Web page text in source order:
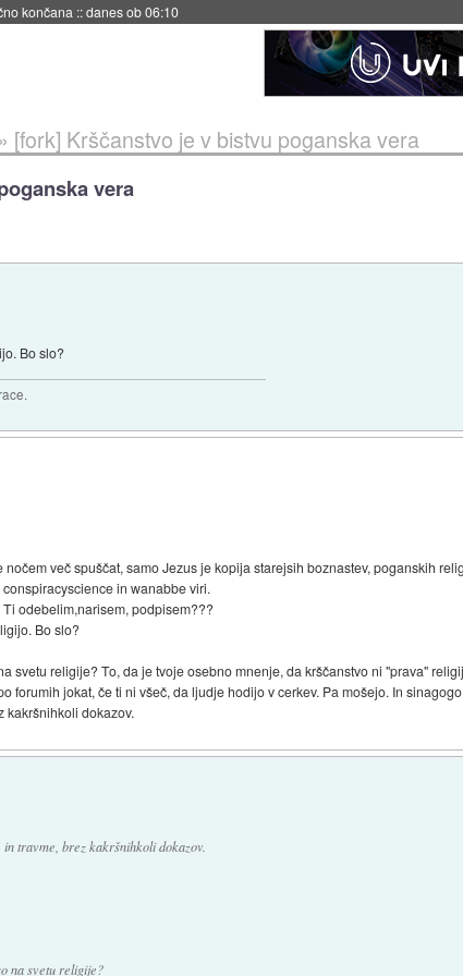
ob 06:09
[fork] Krščanstvo je v bistvu poganska vera
vera
Bo slo?
več spuščat, samo Jezus je kopija starejsih boznastev, poganskih
in wanabbe viri.
odebelim,narisem, podpisem???
Bo slo?
svetu religije? To, da je tvoje osebno mnenje, da krščanstvo ni "prava"
forumih jokat, če ti ni všeč, da ljudje hodijo v cerkev. Pa mošejo. In
kakršnihkoli dokazov.
travme, brez kakršnihkoli dokazov.
na svetu religije?